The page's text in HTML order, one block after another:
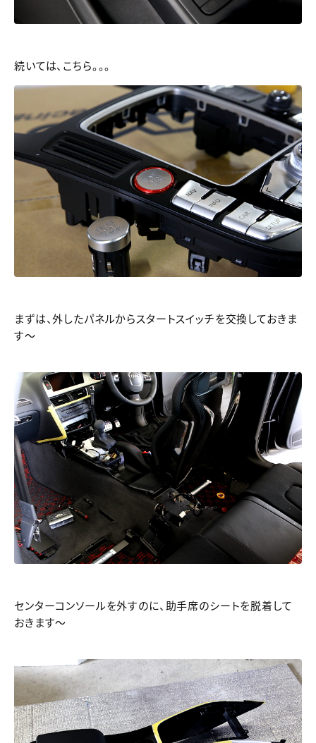
続いては、こちら。。。
まずは、外したパネルからスタートスイッチを交換しておきま
す～
センターコンソールを外すのに、助手席のシートを脱着して
おきます～